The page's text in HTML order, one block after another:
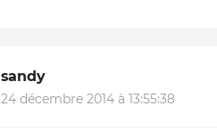
sandy
24 décembre 2014 à 13:55:38